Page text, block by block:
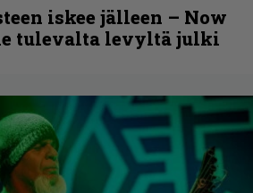
iskee jälleen – Now
tulevalta levyltä julki